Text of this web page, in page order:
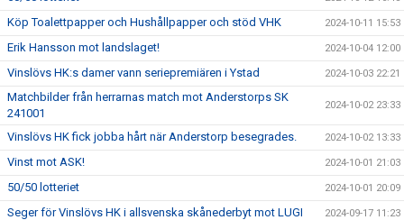
Köp Toalettpapper och Hushållpapper och stöd VHK 2024-10-11 15:53
Erik Hansson mot landslaget! 2024-10-04 12:00
Vinslövs HK:s damer vann seriepremiären i Ystad 2024-10-03 22:21
Matchbilder från herrarnas match mot Anderstorps SK
241001
2024-10-02 23:33
Vinslövs HK fick jobba hårt när Anderstorp besegrades. 2024-10-02 13:33
Vinst mot ASK! 2024-10-01 21:03
50/50 lotteriet 2024-10-01 20:09
Seger för Vinslövs HK i allsvenska skånederbyt mot LUGI 2024-09-17 11:23